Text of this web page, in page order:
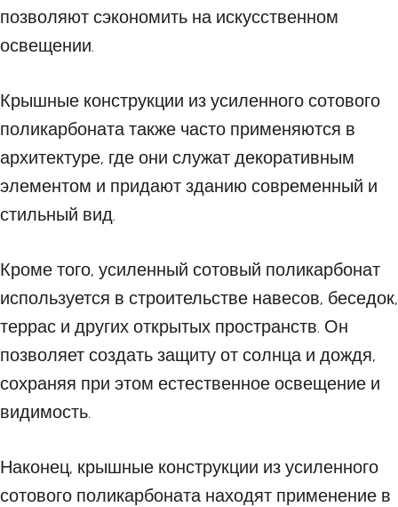
позволяют сэкономить на искусственном
освещении.
Крышные конструкции из усиленного сотового
поликарбоната также часто применяются в
архитектуре, где они служат декоративным
элементом и придают зданию современный и
стильный вид.
Кроме того, усиленный сотовый поликарбонат
используется в строительстве навесов, беседок,
террас и других открытых пространств. Он
позволяет создать защиту от солнца и дождя,
сохраняя при этом естественное освещение и
видимость.
Наконец, крышные конструкции из усиленного
сотового поликарбоната находят применение в